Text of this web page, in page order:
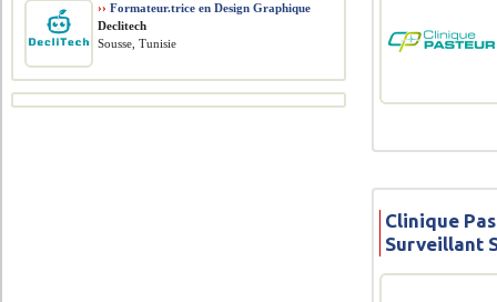
Clinique
Surveillant
›› Formateur.trice en Design Graphique
Declitech
Sousse, Tunisie